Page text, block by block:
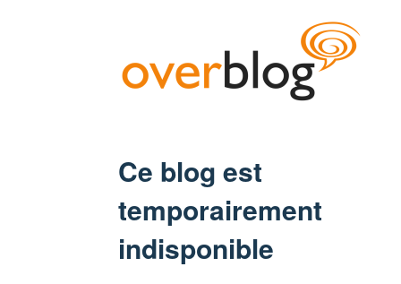
Ce blog est
temporairement
indisponible